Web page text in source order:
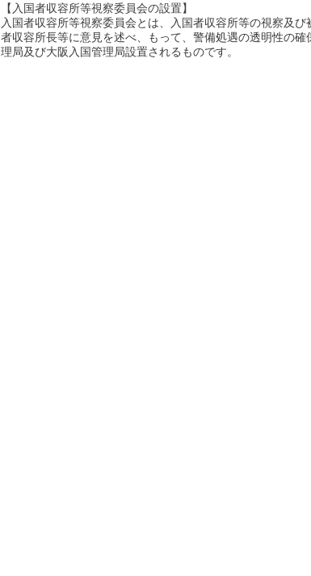
【入国者収容所等視察委員会の設置】
入国者収容所等視察委員会とは、入国者収容所等の視察及
者収容所長等に意見を述べ、もって、警備処遇の透明性の
理局及び大阪入国管理局設置されるものです。